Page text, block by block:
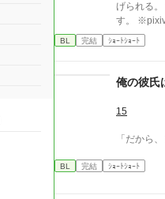
げられる。 でも、でもさ。 notハピエン 短い話で
す。 ※pixiv
BL 完結 ｼｮｰﾄｼｮｰﾄ
俺の彼氏
15
BL 完結 ｼｮｰﾄｼｮｰﾄ